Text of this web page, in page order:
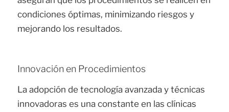
condiciones óptimas, minimizando riesgos y
mejorando los resultados.
Innovación en Procedimientos
La adopción de tecnología avanzada y técnicas
innovadoras es una constante en las clínicas